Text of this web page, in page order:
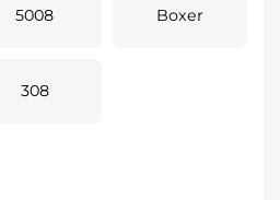
5008 Boxer
308